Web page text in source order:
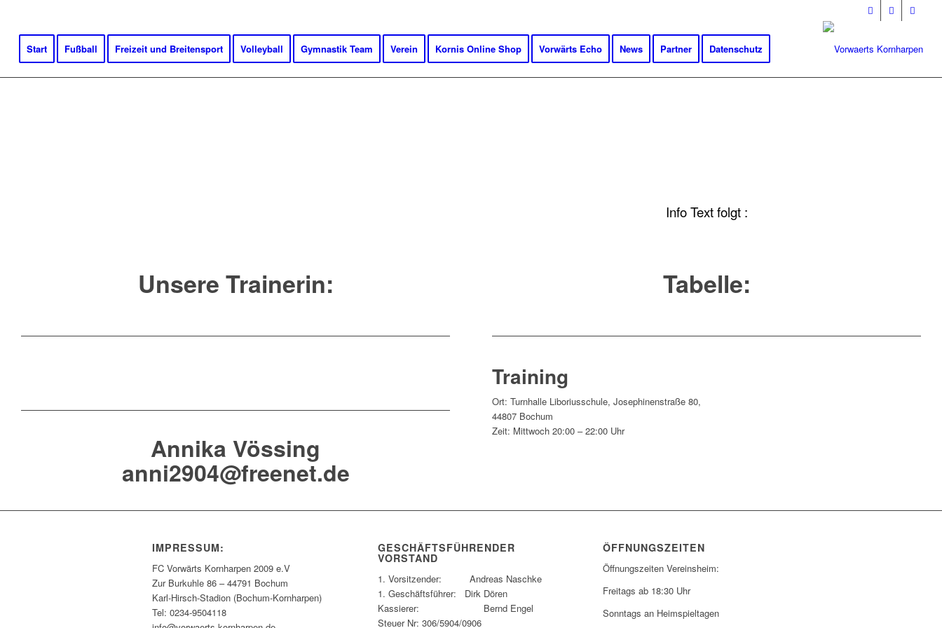
Start Fußball Freizeit und Breitensport Volleyball Gymnastik Team Verein Kornis Online Shop Vorwärts Echo News Partner Datenschutz
Info Text folgt :
Unsere Trainerin:
Annika Vössing
anni2904@freenet.de
Tabelle:
Training
Ort: Turnhalle Liboriusschule, Josephinenstraße 80,
44807 Bochum
Zeit: Mittwoch 20:00 – 22:00 Uhr
IMPRESSUM:
FC Vorwärts Kornharpen 2009 e.V
Zur Burkuhle 86 – 44791 Bochum
Karl-Hirsch-Stadion (Bochum-Kornharpen)
Tel: 0234-9504118
GESCHÄFTSFÜHRENDER
VORSTAND
1. Vorsitzender: Andreas Naschke
1. Geschäftsführer: Dirk Dören
Kassierer: Bernd Engel
Steuer Nr: 306/5904/0906
ÖFFNUNGSZEITEN
Öffnungszeiten Vereinsheim:
Freitags ab 18:30 Uhr
Sonntags an Heimspieltagen